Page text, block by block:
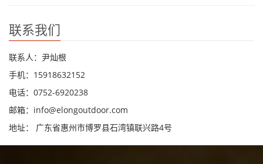
联系我们
联系人：尹灿根
手机：15918632152
电话：0752-6920238
邮箱： info@elongoutdoor.com
地址： 广东省惠州市博罗县石湾镇联兴路4号